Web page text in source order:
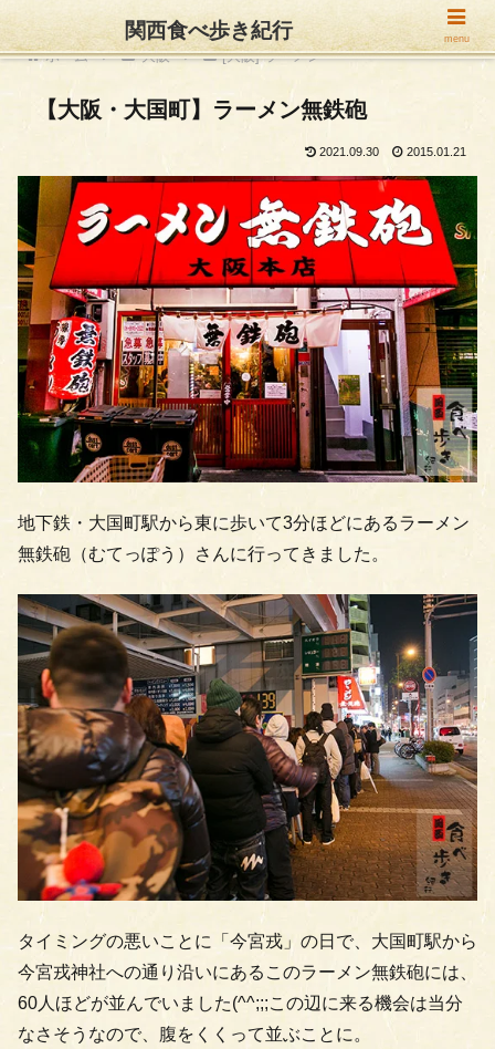
ホーム 大阪 [大阪] ラーメン
【大阪・大国町】ラーメン無鉄砲
2021.09.30 2015.01.21
地下鉄・大国町駅から東に歩いて3分ほどにあるラーメン
無鉄砲（むてっぽう）さんに行ってきました。
タイミングの悪いことに「今宮戎」の日で、大国町駅から
今宮戎神社への通り沿いにあるこのラーメン無鉄砲には、
60人ほどが並んでいました(^^;;;この辺に来る機会は当分
なさそうなので、腹をくくって並ぶことに。
関西食べ歩き紀行 menu